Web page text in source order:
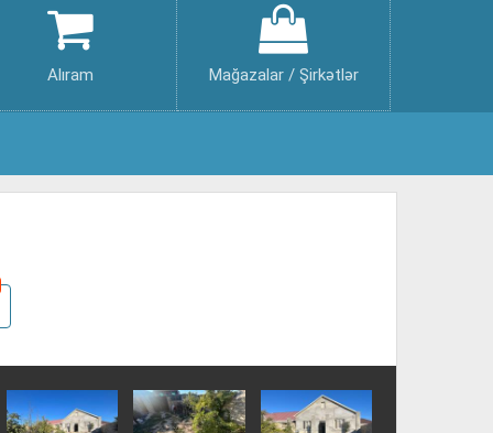
Alıram Mağazalar / Şirkətlər